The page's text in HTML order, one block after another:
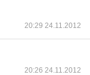
20:29 24.11.2012
20:26 24.11.2012